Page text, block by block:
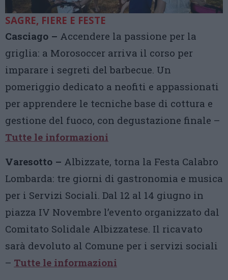
SAGRE, FIERE E FESTE
Casciago – Accendere la passione per la
griglia: a Morosoccer arriva il corso per
imparare i segreti del barbecue. Un
pomeriggio dedicato a neofiti e appassionati
per apprendere le tecniche base di cottura e
gestione del fuoco, con degustazione finale –
Tutte le informazioni
Varesotto – Albizzate, torna la Festa Calabro
Lombarda: tre giorni di gastronomia e musica
per i Servizi Sociali. Dal 12 al 14 giugno in
piazza IV Novembre l’evento organizzato dal
Comitato Solidale Albizzatese. Il ricavato
sarà devoluto al Comune per i servizi sociali
– Tutte le informazioni